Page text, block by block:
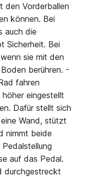
den Vorderballen
können. Bei
auch die
Sicherheit. Bei
sie mit den
berühren. -
fahren
eingestellt
Dafür stellt sich
Wand, stützt
nimmt beide
auf das Pedal.
durchgestreckt